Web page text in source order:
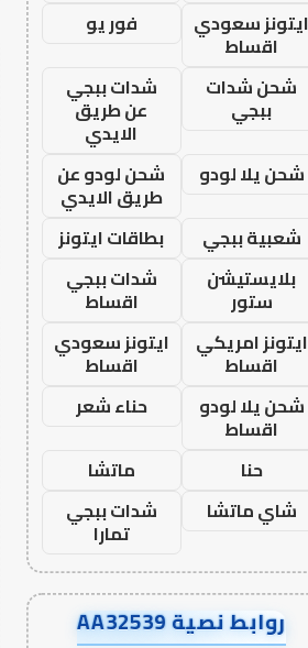
ايتونز سعودي
اقساط
فور يو
شحن شدات
ببجي
شدات ببجي
عن طريق
الايدي
شحن يلا لودو
شحن لودو عن
طريق الايدي
شعبية ببجي
بطاقات ايتونز
بلايستيشن
ستور
شدات ببجي
اقساط
ايتونز امريكي
اقساط
ايتونز سعودي
اقساط
شحن يلا لودو
اقساط
حناء شعر
حنا
ماتشا
شاي ماتشا
شدات ببجي
تمارا
روابط نصية AA32539